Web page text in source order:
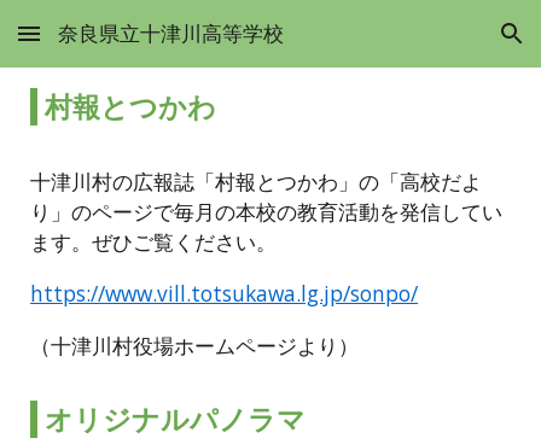
Skip to main content Skip to navigation
奈良県立十津川高等学校
村報とつかわ
十津川村の広報誌「村報とつかわ」の「高校だよ
り」のページで毎月の本校の教育活動を発信してい
ます。ぜひご覧ください。
https://www.vill.totsukawa.lg.jp/sonpo/
（十津川村役場ホームページより）
オリジナルパノラマ